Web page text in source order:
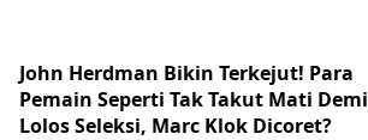
John Herdman Bikin Terkejut! Para
Pemain Seperti Tak Takut Mati Demi
Lolos Seleksi, Marc Klok Dicoret?